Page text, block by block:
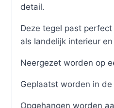
detail.
Deze tegel past
als landelijk interieur
Neergezet worden op
Geplaatst worden in
Opgehangen worden